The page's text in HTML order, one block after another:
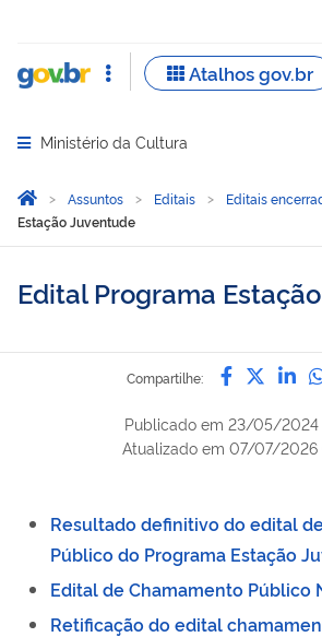
Abrir menu principal de navegação
Ministério da Cultura
Você está aqui:
Página Inicial
Assuntos Editais Editais
Estação Juventude
Edital Programa
Compartilhe:
Publicado em 23/05/2024
Atualizado em 07/07/2026
Resultado definitivo do edital
Público do Programa Estação
Edital de Chamamento Público
Retificação do edital